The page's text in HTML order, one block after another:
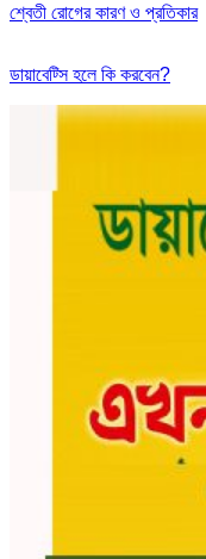
শ্বেতী রোগের কারণ ও প্রতিকার
ডায়াবেট্সি হলে কি করবেন?